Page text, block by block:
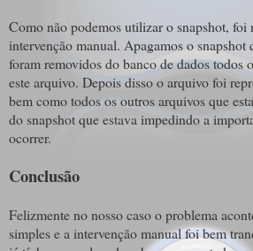
Como não podemos utilizar o snapshot, foi
intervenção manual. Apagamos o snapshot
foram removidos do banco de dados todos
este arquivo. Depois disso o arquivo foi
bem como todos os outros arquivos que
do snapshot que estava impedindo a
ocorrer.
Conclusão
Felizmente no nosso caso o problema
simples e a intervenção manual foi bem